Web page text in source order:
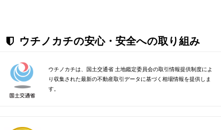
ウチノカチの安心・安全への取り組み
ウチノカチは、国土交通省 土地鑑定委員会の取引情報提供制度によ
り収集された最新の不動産取引データに基づく相場情報を提供しま
す。